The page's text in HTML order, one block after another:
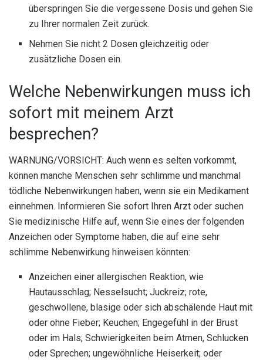
überspringen Sie die vergessene Dosis und gehen Sie
zu Ihrer normalen Zeit zurück.
Nehmen Sie nicht 2 Dosen gleichzeitig oder
zusätzliche Dosen ein.
Welche Nebenwirkungen muss ich
sofort mit meinem Arzt
besprechen?
WARNUNG/VORSICHT: Auch wenn es selten vorkommt,
können manche Menschen sehr schlimme und manchmal
tödliche Nebenwirkungen haben, wenn sie ein Medikament
einnehmen. Informieren Sie sofort Ihren Arzt oder suchen
Sie medizinische Hilfe auf, wenn Sie eines der folgenden
Anzeichen oder Symptome haben, die auf eine sehr
schlimme Nebenwirkung hinweisen könnten:
Anzeichen einer allergischen Reaktion, wie
Hautausschlag; Nesselsucht; Juckreiz; rote,
geschwollene, blasige oder sich abschälende Haut mit
oder ohne Fieber; Keuchen; Engegefühl in der Brust
oder im Hals; Schwierigkeiten beim Atmen, Schlucken
oder Sprechen; ungewöhnliche Heiserkeit; oder